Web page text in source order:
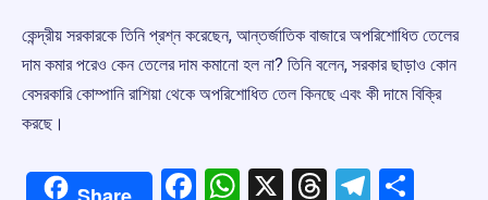
কেন্দ্রীয় সরকারকে তিনি প্রশ্ন করেছেন, আন্তর্জাতিক বাজারে অপরিশোধিত তেলের
দাম কমার পরেও কেন তেলের দাম কমানো হল না? তিনি বলেন, সরকার ছাড়াও কোন
বেসরকারি কোম্পানি রাশিয়া থেকে অপরিশোধিত তেল কিনছে এবং কী দামে বিক্রি
করছে।
Facebook
WhatsApp
X Threads